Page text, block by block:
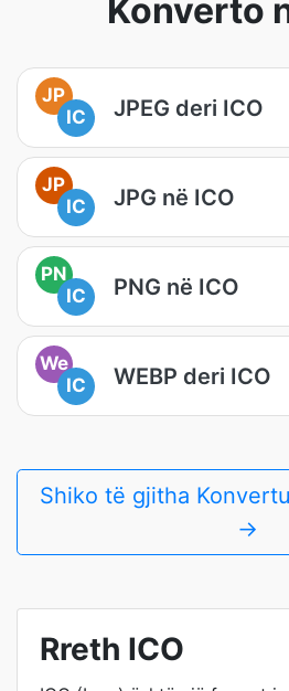
Konverto
JP
IC
JPEG deri ICO
JP
IC
JPG në ICO
PN
IC
PNG në ICO
We
IC
WEBP deri ICO
Shiko të gjitha
→
Rreth ICO